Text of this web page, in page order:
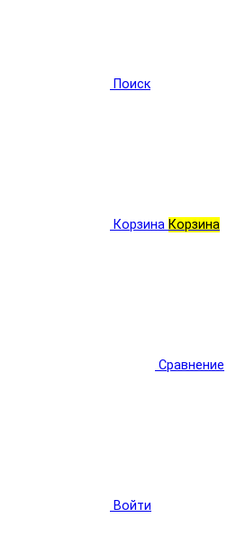
Поиск
Корзина Корзина
Сравнение
Войти